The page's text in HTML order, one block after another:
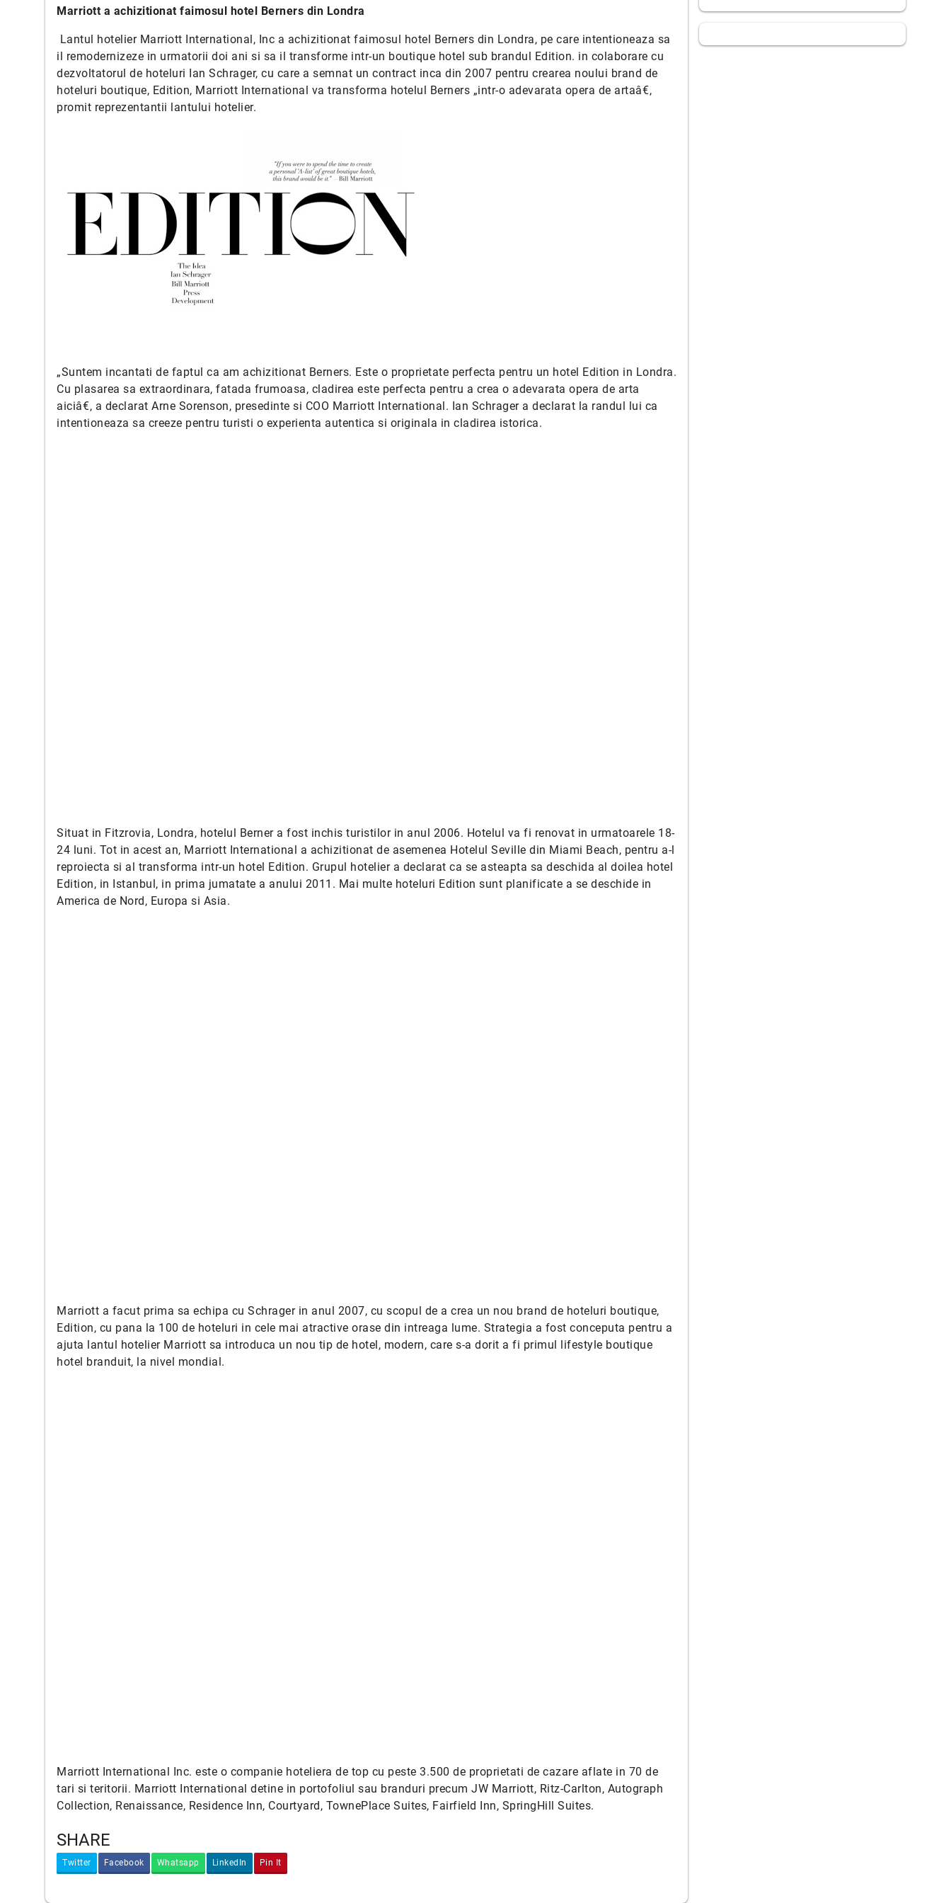
Marriott a achizitionat faimosul hotel Berners din Londra
Lantul hotelier Marriott International, Inc a achizitionat faimosul hotel Berners din Londra, pe care intentioneaza sa
il remodernizeze in urmatorii doi ani si sa il transforme intr-un boutique hotel sub brandul Edition. in colaborare cu
dezvoltatorul de hoteluri Ian Schrager, cu care a semnat un contract inca din 2007 pentru crearea noului brand de
hoteluri boutique, Edition, Marriott International va transforma hotelul Berners „intr-o adevarata opera de artaâ€,
promit reprezentantii lantului hotelier.
„Suntem incantati de faptul ca am achizitionat Berners. Este o proprietate perfecta pentru un hotel Edition in Londra.
Cu plasarea sa extraordinara, fatada frumoasa, cladirea este perfecta pentru a crea o adevarata opera de arta
aiciâ€, a declarat Arne Sorenson, presedinte si COO Marriott International. Ian Schrager a declarat la randul lui ca
intentioneaza sa creeze pentru turisti o experienta autentica si originala in cladirea istorica.
Situat in Fitzrovia, Londra, hotelul Berner a fost inchis turistilor in anul 2006. Hotelul va fi renovat in urmatoarele 18-
24 luni. Tot in acest an, Marriott International a achizitionat de asemenea Hotelul Seville din Miami Beach, pentru a-l
reproiecta si al transforma intr-un hotel Edition. Grupul hotelier a declarat ca se asteapta sa deschida al doilea hotel
Edition, in Istanbul, in prima jumatate a anului 2011. Mai multe hoteluri Edition sunt planificate a se deschide in
America de Nord, Europa si Asia.
Marriott a facut prima sa echipa cu Schrager in anul 2007, cu scopul de a crea un nou brand de hoteluri boutique,
Edition, cu pana la 100 de hoteluri in cele mai atractive orase din intreaga lume. Strategia a fost conceputa pentru a
ajuta lantul hotelier Marriott sa introduca un nou tip de hotel, modern, care s-a dorit a fi primul lifestyle boutique
hotel branduit, la nivel mondial.
Marriott International Inc. este o companie hoteliera de top cu peste 3.500 de proprietati de cazare aflate in 70 de
tari si teritorii. Marriott International detine in portofoliul sau branduri precum JW Marriott, Ritz-Carlton, Autograph
Collection, Renaissance, Residence Inn, Courtyard, TownePlace Suites, Fairfield Inn, SpringHill Suites.
SHARE
Twitter Facebook Whatsapp LinkedIn Pin It